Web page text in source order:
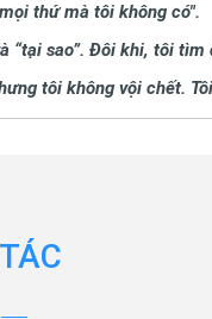
thứ mà tôi không có".
“tại sao”. Đôi khi, tôi
tôi không vội chết.